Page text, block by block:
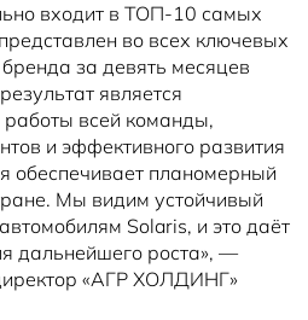
входит в ТОП-10 самых
во всех ключевых
за девять месяцев
является
всей команды,
и эффективного развития
обеспечивает планомерный
Мы видим устойчивый
Solaris, и это даёт
дальнейшего роста», —
«АГР ХОЛДИНГ»